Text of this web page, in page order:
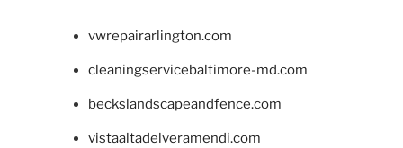
vwrepairarlington.com
cleaningservicebaltimore-md.com
beckslandscapeandfence.com
vistaaltadelveramendi.com